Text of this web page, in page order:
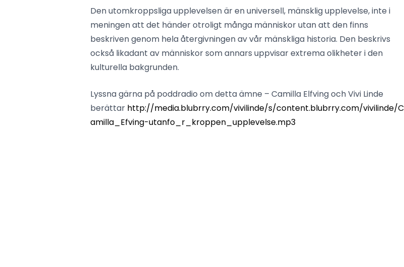
Den utomkroppsliga upplevelsen är en universell, mänsklig upplevelse, inte i
meningen att det händer otroligt många människor utan att den finns
beskriven genom hela återgivningen av vår mänskliga historia. Den beskrivs
också likadant av människor som annars uppvisar extrema olikheter i den
kulturella bakgrunden.
Lyssna gärna på poddradio om detta ämne – Camilla Elfving och Vivi Linde
berättar http://media.blubrry.com/vivilinde/s/content.blubrry.com/vivilinde/C
amilla_Efving-utanfo_r_kroppen_upplevelse.mp3